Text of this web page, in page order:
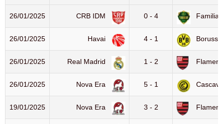
26/01/2025 CRB IDM 0 - 4 Familia
26/01/2025 Havai 4 - 1 Borussia
26/01/2025 Real Madrid 1 - 2
26/01/2025 Nova Era 5 - 1
19/01/2025 Nova Era 3 - 2